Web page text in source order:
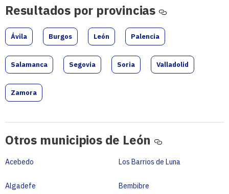
Resultados por provincias Resultados
provincias
Ávila Burgos León Palencia
Salamanca Segovia Soria Valladolid
Zamora
Otros municipios de León Otros
de
Acebedo
Algadefe
Los Barrios de Luna
Bembibre